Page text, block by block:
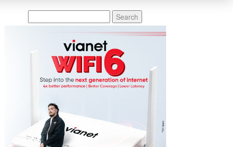
for: